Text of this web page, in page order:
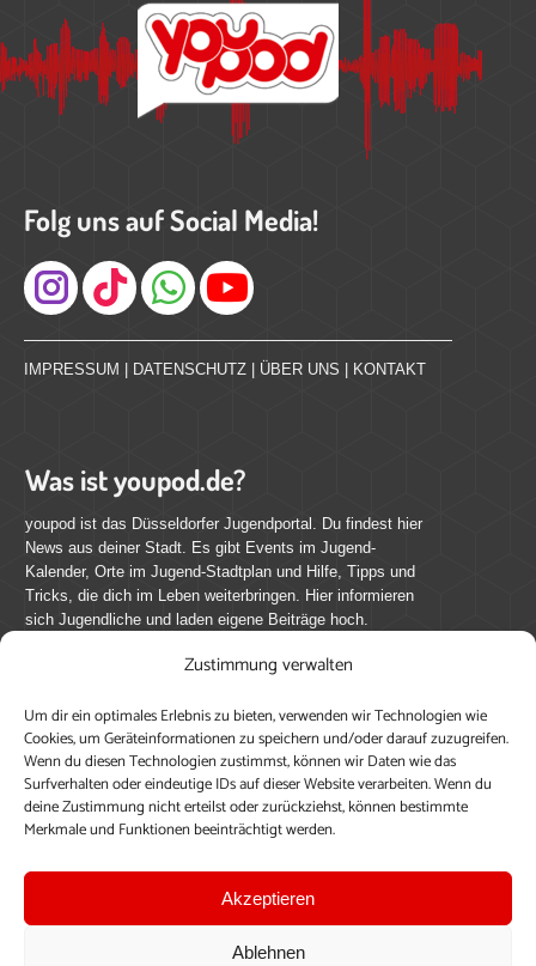
Zustimmung verwalten
Um dir ein optimales Erlebnis zu bieten, verwenden wir Technologien wie
Cookies, um Geräteinformationen zu speichern und/oder darauf zuzugreifen.
Wenn du diesen Technologien zustimmst, können wir Daten wie das
Surfverhalten oder eindeutige IDs auf dieser Website verarbeiten. Wenn du
deine Zustimmung nicht erteilst oder zurückziehst, können bestimmte
Merkmale und Funktionen beeinträchtigt werden.
Akzeptieren
Ablehnen
Folg uns auf Social Media!
Instagram
IMPRESSUM | DATENSCHUTZ | ÜBER UNS | KONTAKT
Was ist youpod.de?
youpod ist das Düsseldorfer Jugendportal. Du findest hier
News aus deiner Stadt. Es gibt Events im Jugend-
Kalender, Orte im Jugend-Stadtplan und Hilfe, Tipps und
Tricks, die dich im Leben weiterbringen. Hier informieren
sich Jugendliche und laden eigene Beiträge hoch.
youpod.de lebt von Menschen wie dir. Sammel
journalistische Erfahrung, teile deine Perspektive und
veröffentliche deine Beiträge auf youpod.de.Du musst
dich anmelden, um alle Funktionen nutzen zu können, ein
Profil anzulegen, eigene Beiträge hochzuladen und zu
Einloggen